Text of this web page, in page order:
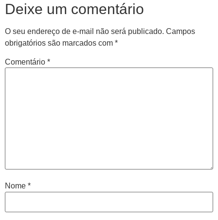
Deixe um comentário
O seu endereço de e-mail não será publicado. Campos
obrigatórios são marcados com *
Comentário *
Nome *
Antes de iniciar o seu tratamento, iremos fazer uma
avaliação clínica da sua coluna e nossos profissionais